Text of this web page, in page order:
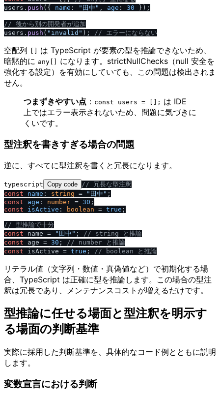
users. push ({ name : "田中" , age : 30 });
// 後から別の開発者が追加
users. push ( "invalid" ); // エラーにならない
空配列
は TypeScript が要素の型を推論できないため、
暗黙的に any[]
になります。strictNullChecks（null 安全を
強化する設定）を有効にしていても、この問題は検出されま
せん。
つまずきやすい点 ： const users = []; は IDE
上ではエラー表示されないため、問題に気づきに
くいです。
型注釈を書きすぎる場合の問題
逆に、すべてに型注釈を書くと冗長になります。
typescript Copy code / / 冗長な型注釈
const
name : string = "田中"
const
age : number = 30
const
isActive : boolean = true ;
/ / 型推論で十分
const name = "田中" ; / / string と推論
const age = 30 ; / / number と推論
const isActive = true ; / / boolean と推論
リテラル値（文字列・数値・真偽値など）で初期化する場
合、TypeScript は正確に型を推論します。この場合の型注
釈は冗長であり、メンテナンスコストが増えるだけです。
型推論に任せる場面と型注釈を明示す
る場面の判断基準
実際に採用した判断基準を、具体的なコード例とともに説明
します。
変数宣言における判断